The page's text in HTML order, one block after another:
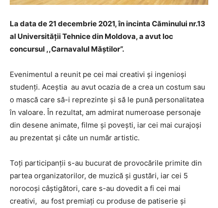
La data de 21 decembrie 2021, în incinta Căminului nr.13
al Universității Tehnice din Moldova, a avut loc
concursul ,,Carnavalul Măștilor”.
Evenimentul a reunit pe cei mai creativi și ingenioși
studenți. Aceștia au avut ocazia de a crea un costum sau
o mască care să-i reprezinte și să le pună personalitatea
în valoare. În rezultat, am admirat numeroase personaje
din desene animate, filme și povești, iar cei mai curajoși
au prezentat și câte un număr artistic.
Toți participanții s-au bucurat de provocările primite din
partea organizatorilor, de muzică și gustări, iar cei 5
norocoși câștigători, care s-au dovedit a fi cei mai
creativi, au fost premiați cu produse de patiserie și